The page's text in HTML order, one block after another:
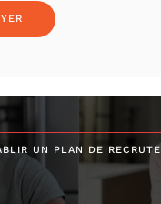
UN PLAN DE